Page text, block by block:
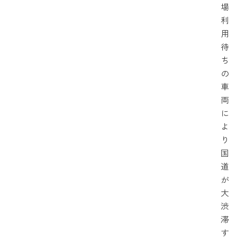
場
利
用
待
ち
の
車
両
に
よ
り
国
道
が
大
渋
滞
す